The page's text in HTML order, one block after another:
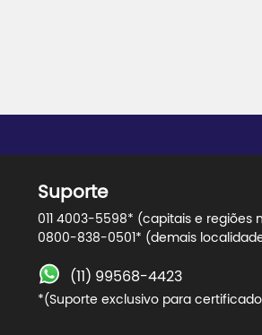
Suporte
011 4003-5598* (capitais e regiões
0800-838-0501* (demais
(11) 99568-4423
*(Suporte exclusivo para